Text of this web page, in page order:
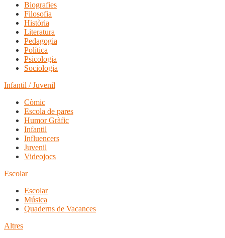
Biografies
Filosofia
Història
Literatura
Pedagogia
Política
Psicologia
Sociologia
Infantil / Juvenil
Còmic
Escola de pares
Humor Gràfic
Infantil
Influencers
Juvenil
Videojocs
Escolar
Escolar
Música
Quaderns de Vacances
Altres